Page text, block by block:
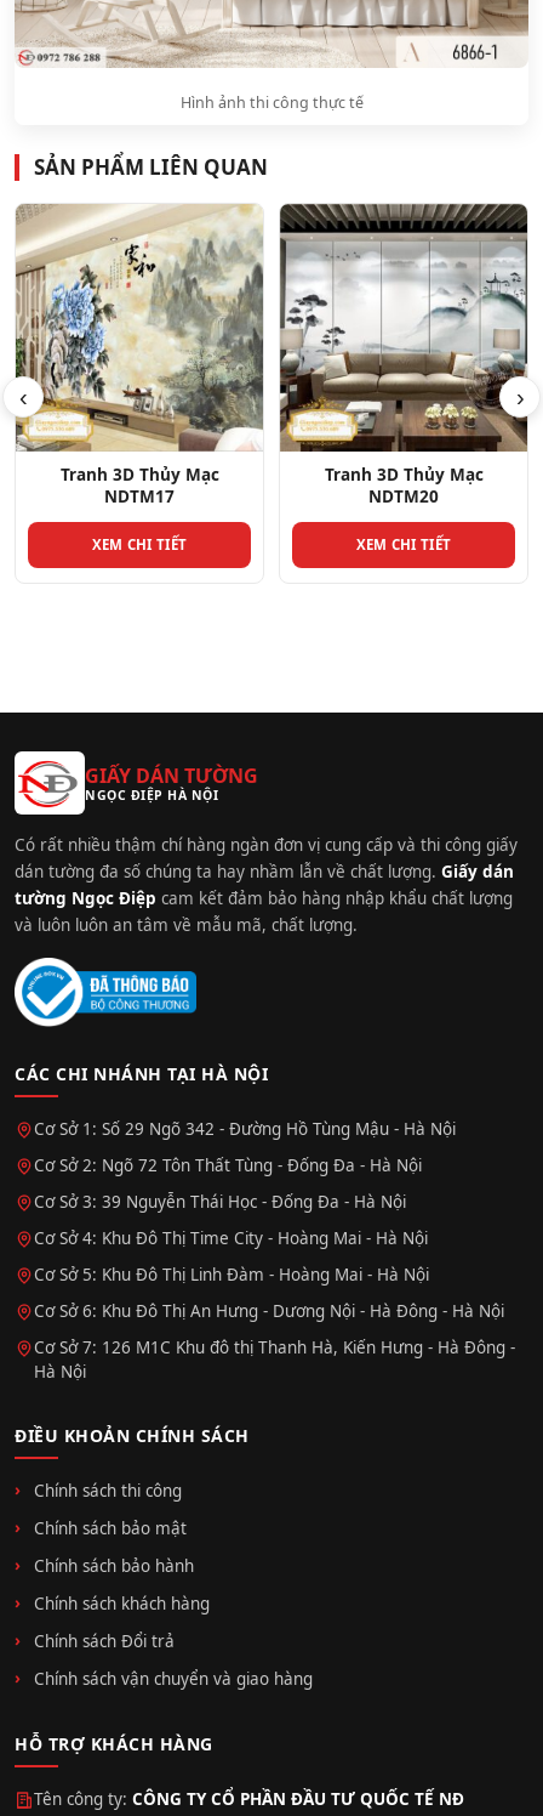
Hình ảnh thi công thực tế
SẢN PHẨM LIÊN QUAN
‹
Tranh 3D Thủy Mạc
NDTM20
XEM CHI TIẾT
Tranh 3D Thủy Mạc
NDTM12
XEM CHI TIẾT
›
GIẤY DÁN TƯỜNG
NGỌC ĐIỆP HÀ NỘI
Có rất nhiều thậm chí hàng ngàn đơn vị cung cấp và thi công giấy
dán tường đa số chúng ta hay nhầm lẫn về chất lượng. Giấy dán
tường Ngọc Điệp cam kết đảm bảo hàng nhập khẩu chất lượng
và luôn luôn an tâm về mẫu mã, chất lượng.
CÁC CHI NHÁNH TẠI HÀ NỘI
Cơ Sở 1: Số 29 Ngõ 342 - Đường Hồ Tùng Mậu - Hà Nội
Cơ Sở 2: Ngõ 72 Tôn Thất Tùng - Đống Đa - Hà Nội
Cơ Sở 3: 39 Nguyễn Thái Học - Đống Đa - Hà Nội
Cơ Sở 4: Khu Đô Thị Time City - Hoàng Mai - Hà Nội
Cơ Sở 5: Khu Đô Thị Linh Đàm - Hoàng Mai - Hà Nội
Cơ Sở 6: Khu Đô Thị An Hưng - Dương Nội - Hà Đông - Hà Nội
Cơ Sở 7: 126 M1C Khu đô thị Thanh Hà, Kiến Hưng - Hà Đông -
Hà Nội
ĐIỀU KHOẢN CHÍNH SÁCH
Chính sách thi công
Chính sách bảo mật
Chính sách bảo hành
Chính sách khách hàng
Chính sách Đổi trả
Chính sách vận chuyển và giao hàng
HỖ TRỢ KHÁCH HÀNG
Tên công ty: CÔNG TY CỔ PHẦN ĐẦU TƯ QUỐC TẾ NĐ